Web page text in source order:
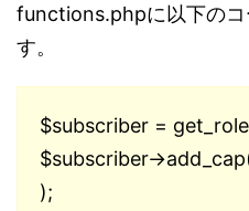
functions.phpに以下のコ
す。
$subscriber =
$subscriber-
);